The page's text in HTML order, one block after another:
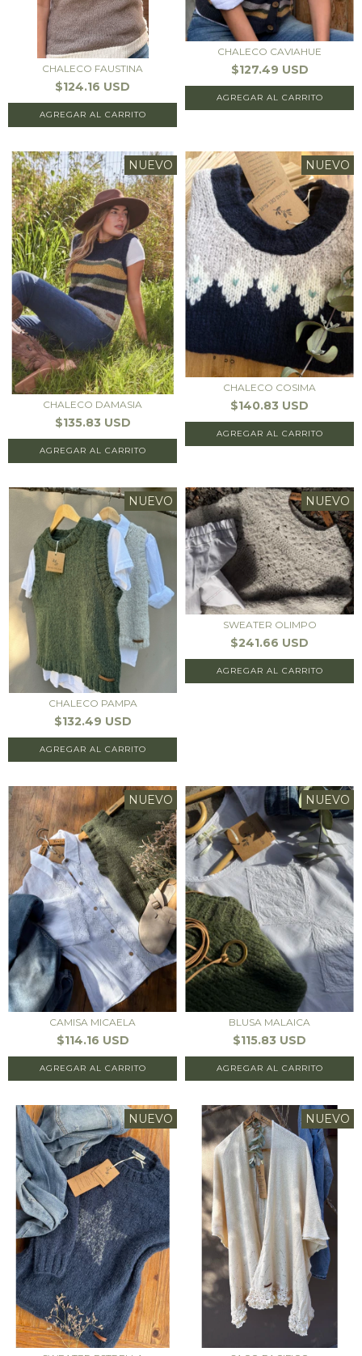
CHALECO FAUSTINA
$124.16 USD
AGREGAR AL CARRITO
CHALECO CAVIAHUE
$127.49 USD
AGREGAR AL CARRITO
NUEVO
CHALECO DAMASIA
$135.83 USD
AGREGAR AL CARRITO
NUEVO
CHALECO COSIMA
$140.83 USD
AGREGAR AL CARRITO
NUEVO
CHALECO PAMPA
$132.49 USD
AGREGAR AL CARRITO
NUEVO
SWEATER OLIMPO
$241.66 USD
AGREGAR AL CARRITO
NUEVO
CAMISA MICAELA
$114.16 USD
AGREGAR AL CARRITO
NUEVO
BLUSA MALAICA
$115.83 USD
AGREGAR AL CARRITO
NUEVO NUEVO